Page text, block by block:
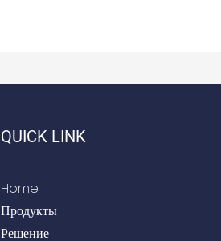
QUICK LINK
Home
Продукты
Решение